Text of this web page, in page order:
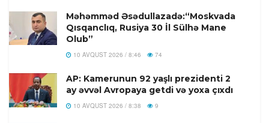
Məhəmməd Əsədullazadə:“Moskvada
Qısqanclıq, Rusiya 30 İl Sülhə Mane
Olub”
10 AVQUST 2026 / 8:46 74
AP: Kamerunun 92 yaşlı prezidenti 2
ay əvvəl Avropaya getdi və yoxa çıxdı
10 AVQUST 2026 / 8:38 9